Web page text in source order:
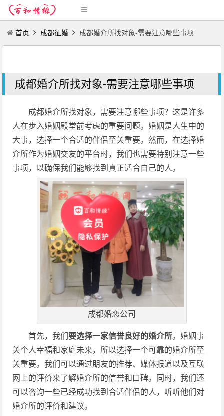
首页 成都征婚 成都婚介所找对象-需要注意哪些事项
成都婚介所找对象-需要注意哪些事项
成都婚介所找对象，需要注意哪些事项？这是许多
人在步入婚姻殿堂前考虑的重要问题。婚姻是人生中的
大事，选择一个合适的伴侣至关重要。然而，在选择婚
介所作为婚姻交友的平台时，我们也需要特别注意一些
事项，以确保我们能够找到真正适合自己的人。
成都婚恋公司
首先，我们要选择一家信誉良好的婚介所。婚姻事
关个人幸福和家庭未来，所以选择一个可靠的婚介所至
关重要。我们可以通过朋友的推荐、媒体报道以及互联
网上的评价来了解婚介所的信誉和口碑。同时，我们还
可以咨询一些已经成功找到合适伴侣的人，听听他们对
婚介所的评价和建议。